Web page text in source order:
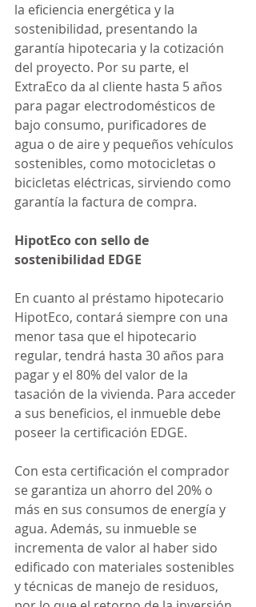
la eficiencia energética y la
sostenibilidad, presentando la
garantía hipotecaria y la cotización
del proyecto. Por su parte, el
ExtraEco da al cliente hasta 5 años
para pagar electrodomésticos de
bajo consumo, purificadores de
agua o de aire y pequeños vehículos
sostenibles, como motocicletas o
bicicletas eléctricas, sirviendo como
garantía la factura de compra.
HipotEco con sello de
sostenibilidad EDGE
En cuanto al préstamo hipotecario
HipotEco, contará siempre con una
menor tasa que el hipotecario
regular, tendrá hasta 30 años para
pagar y el 80% del valor de la
tasación de la vivienda. Para acceder
a sus beneficios, el inmueble debe
poseer la certificación EDGE.
Con esta certificación el comprador
se garantiza un ahorro del 20% o
más en sus consumos de energía y
agua. Además, su inmueble se
incrementa de valor al haber sido
edificado con materiales sostenibles
y técnicas de manejo de residuos,